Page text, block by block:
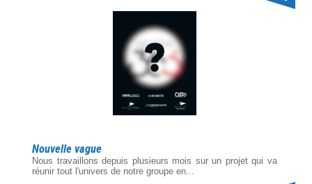
Nouvelle vague
Nous travaillons depuis plusieurs mois sur un projet qui va
réunir tout l'univers de notre groupe en...